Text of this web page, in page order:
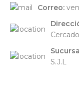
Correo:
S.J.L